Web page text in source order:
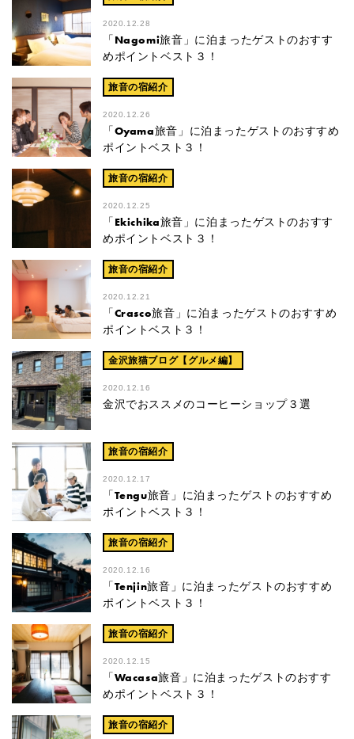
2020.12.28
「Nagomi旅音」に泊まったゲストのおすす
めポイントベスト３！
旅音の宿紹介
2020.12.26
「Oyama旅音」に泊まったゲストのおすすめ
ポイントベスト３！
旅音の宿紹介
2020.12.25
「Ekichika旅音」に泊まったゲストのおすす
めポイントベスト３！
旅音の宿紹介
2020.12.21
「Crasco旅音」に泊まったゲストのおすすめ
ポイントベスト３！
金沢旅猫ブログ【グルメ編】
2020.12.16
金沢でおススメのコーヒーショップ３選
旅音の宿紹介
2020.12.17
「Tengu旅音」に泊まったゲストのおすすめ
ポイントベスト３！
旅音の宿紹介
2020.12.16
「Tenjin旅音」に泊まったゲストのおすすめ
ポイントベスト３！
旅音の宿紹介
2020.12.15
「Wacasa旅音」に泊まったゲストのおすす
めポイントベスト３！
旅音の宿紹介